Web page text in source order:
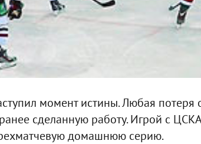
момент истины. Любая потеря
сделанную работу. Игрой с
домашнюю серию.